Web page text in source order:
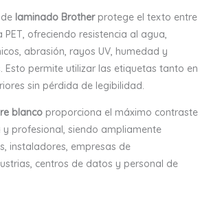
laminado Brotherprotege el texto entre
ofreciendo resistencia al agua,
abrasión, rayos UV, humedad y
permite utilizar las etiquetas tanto en
sin pérdida de legibilidad.
blanco proporciona el máximo contraste
profesional, siendo ampliamente
instaladores, empresas de
centros de datos y personal de